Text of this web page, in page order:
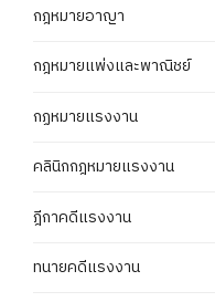
กฎหมายอาญา
กฎหมายแพ่งและพาณิชย์
กฏหมายแรงงาน
คลินิกกฎหมายแรงงาน
ฎีกาคดีแรงงาน
ทนายคดีแรงงาน